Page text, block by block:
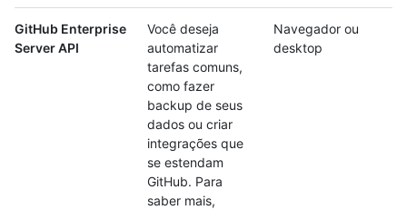
GitHub Enterprise
Server API
Você deseja
automatizar
tarefas comuns,
como fazer
backup de seus
dados ou criar
integrações que
se estendam
GitHub. Para
saber mais,
Navegador ou
desktop